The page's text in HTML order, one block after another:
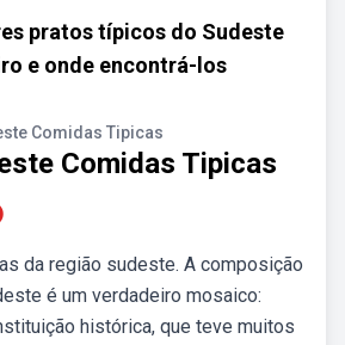
pratos típicos do Sudeste
e onde encontrá-los
Comidas Tipicas
Comidas Tipicas
da região sudeste. A composição
é um verdadeiro mosaico:
histórica, que teve muitos